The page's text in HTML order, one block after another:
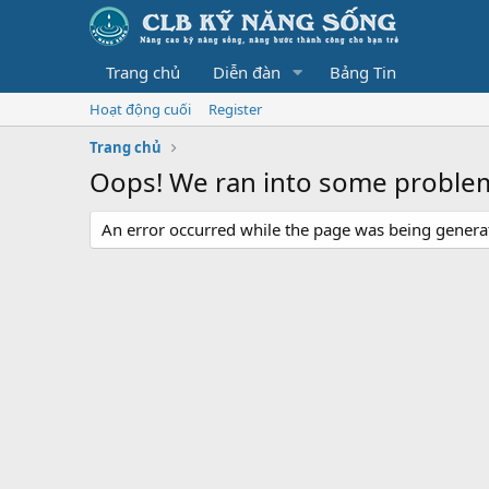
Trang chủ Diễn đàn Bảng Tin
Hoạt động cuối
Register
Trang chủ
Oops! We ran into some
An error occurred while the page was being